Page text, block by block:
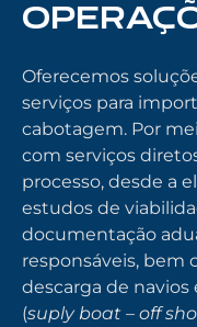
Oferecemos
serviços para
cabotagem. Por
com serviços
processo, desde a
estudos de
documentação
responsáveis, bem
descarga de navios
(suply boat – off